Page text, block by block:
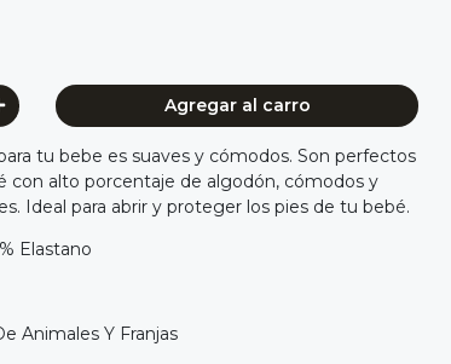
Agregar al carro
tu bebe es suaves y cómodos. Son perfectos
con alto porcentaje de algodón, cómodos y
Ideal para abrir y proteger los pies de tu bebé.
Elastano
Animales Y Franjas